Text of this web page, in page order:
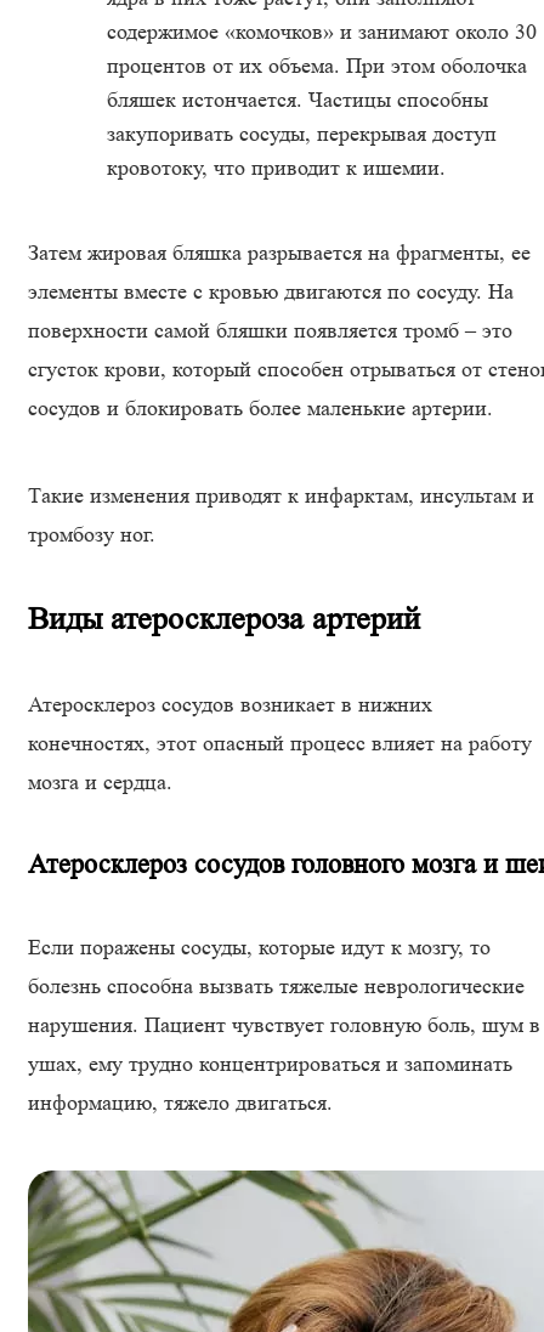
содержимое «комочков» и занимают около 30
процентов от их объема. При этом оболочка
бляшек истончается. Частицы способны
закупоривать сосуды, перекрывая доступ
кровотоку, что приводит к ишемии.
Затем жировая бляшка разрывается на фрагменты, ее
элементы вместе с кровью двигаются по сосуду. На
поверхности самой бляшки появляется тромб – это
сгусток крови, который способен отрываться от
сосудов и блокировать более маленькие артерии.
Такие изменения приводят к инфарктам, инсультам и
тромбозу ног.
Виды атеросклероза артерий
Атеросклероз сосудов возникает в нижних
конечностях, этот опасный процесс влияет на работу
мозга и сердца.
Атеросклероз сосудов головного мозга и
Если поражены сосуды, которые идут к мозгу, то
болезнь способна вызвать тяжелые неврологические
нарушения. Пациент чувствует головную боль, шум в
ушах, ему трудно концентрироваться и запоминать
информацию, тяжело двигаться.